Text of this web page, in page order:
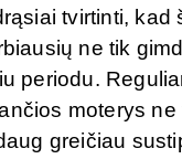
tvirtinti, kad
ne tik
periodu.
moterys
greičiau